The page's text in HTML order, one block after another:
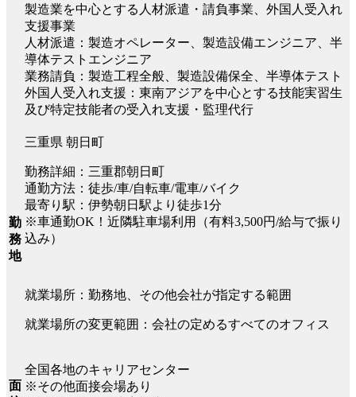
製造業を中心とする人材派遣・請負事業、外国人受入れ
支援事業
人材派遣：製造オペレーター、製造設備エンジニア、半
導体テストエンジニア
業務請負：製造工程全般、製造設備保全、半導体テスト
外国人受入れ支援：東南アジアを中心とする技能実習生
及び特定技能者の受入れ支援・監理代行
勤
務
地
三重県 朝日町
勤務詳細：三重郡朝日町
通勤方法：徒歩/車/自転車/電車/バイク
最寄り駅：伊勢朝日駅より徒歩1分
※車通勤OK！近隣駐車場利用（有料3,500円/給与で振り
込み）
就業場所：勤務地、その他会社が指定する範囲
就業場所の変更範囲：会社の定めるすべてのオフィス
面
全国各地のキャリアセンター
※その他面接会場あり